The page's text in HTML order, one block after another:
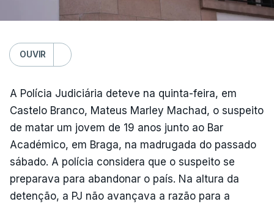
OUVIR
A Polícia Judiciária deteve na quinta-feira, em
Castelo Branco, Mateus Marley Machad, o suspeito
de matar um jovem de 19 anos junto ao Bar
Académico, em Braga, na madrugada do passado
sábado. A polícia considera que o suspeito se
preparava para abandonar o país. Na altura da
detenção, a PJ não avançava a razão para a